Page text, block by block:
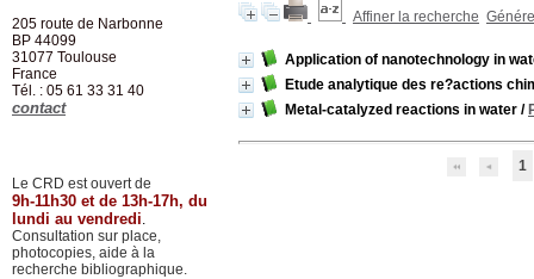
Affiner la recherche
Application of nanotechnology in
Etude analytique des re?actions
Metal-catalyzed reactions in water /
1
205 route de Narbonne
BP 44099
31077 Toulouse
France
Tél. : 05 61 33 31 40
contact
Le CRD est ouvert de
9h-11h30 et de 13h-17h, du
lundi au vendredi.
Consultation sur place,
photocopies, aide à la
recherche bibliographique.